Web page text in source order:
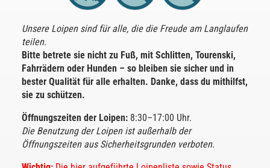
Unsere Loipen sind für alle, die die Freude am Langlaufen
teilen.
Bitte betrete sie nicht zu Fuß, mit Schlitten, Tourenski,
Fahrrädern oder Hunden – so bleiben sie sicher und in
bester Qualität für alle erhalten. Danke, dass du mithilfst,
sie zu schützen.
Öffnungszeiten der Loipen: 8:30–17:00 Uhr.
Die Benutzung der Loipen ist außerhalb der
Öffnungszeiten aus Sicherheitsgrunden verboten.